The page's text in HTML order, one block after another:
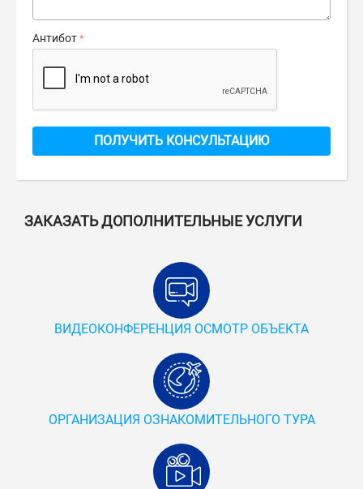
Антибот
ПОЛУЧИТЬ КОНСУЛЬТАЦИЮ
ЗАКАЗАТЬ ДОПОЛНИТЕЛЬНЫЕ УСЛУГИ
ВИДЕОКОНФЕРЕНЦИЯ ОСМОТР ОБЪЕКТА
ОРГАНИЗАЦИЯ ОЗНАКОМИТЕЛЬНОГО ТУРА